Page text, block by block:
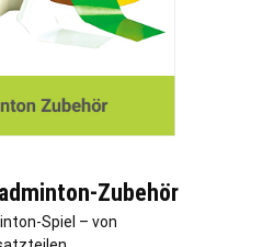
Zubehör
Spiel – von